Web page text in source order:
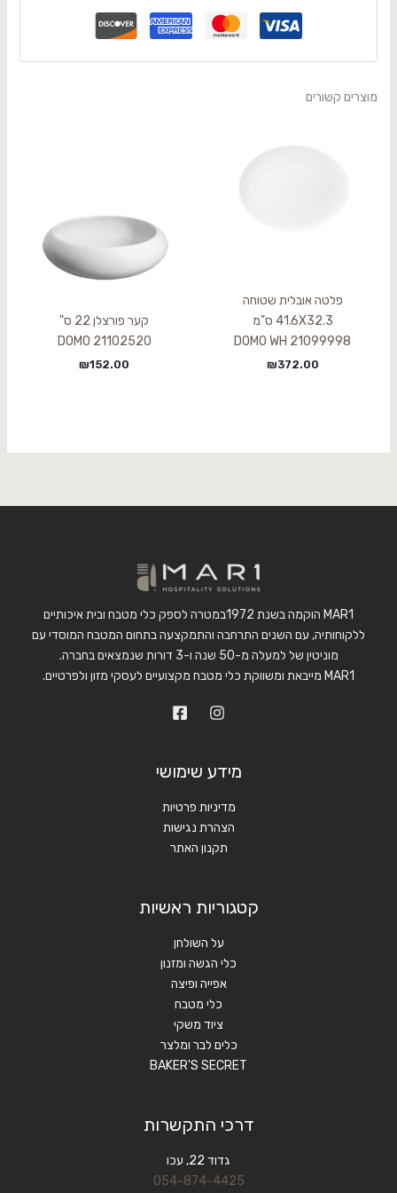
מוצרים קשורים
פלטה אובלית שטוחה
41.6X32.3 ס"מ
21099998 DOMO WH
₪372.00
קער פורצלן 22 ס"
21102520 DOMO
₪152.00
MAR1 הוקמה בשנת 1972במטרה לספק כלי מטבח ובית איכותיים
ללקוחותיה, עם השנים התרחבה והתמקצעה בתחום המטבח המוסדי עם
מוניטין של למעלה מ-50 שנה ו-3 דורות שנמצאים בחברה.
MAR1 מייבאת ומשווקת כלי מטבח מקצועיים לעסקי מזון ולפרטיים.
מידע שימושי
מדיניות פרטיות
הצהרת נגישות
תקנון האתר
קטגוריות ראשיות
על השולחן
כלי הגשה ומזנון
אפייה ופיצה
כלי מטבח
ציוד משקי
כלים לבר ומלצר
BAKER'S SECRET
דרכי התקשרות
גדוד 22, עכו
054-874-4425